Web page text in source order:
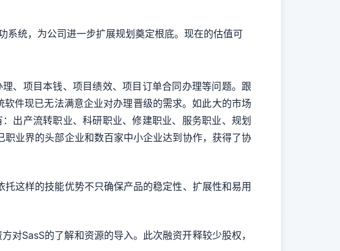
系统，为公司进一步扩展规划奠定根底。现在的估值可
、项目本钱、项目绩效、项目订单合同办理等问题。跟
件现已无法满意企业对办理晋级的需求。如此大的市场
出产流转职业、科研职业、修建职业、服务职业、规划
业界的头部企业和数百家中小企业达到协作，获得了协
这样的技能优势不只确保产品的稳定性、扩展性和易用
SasS的了解和资源的导入。此次融资开释较少股权，